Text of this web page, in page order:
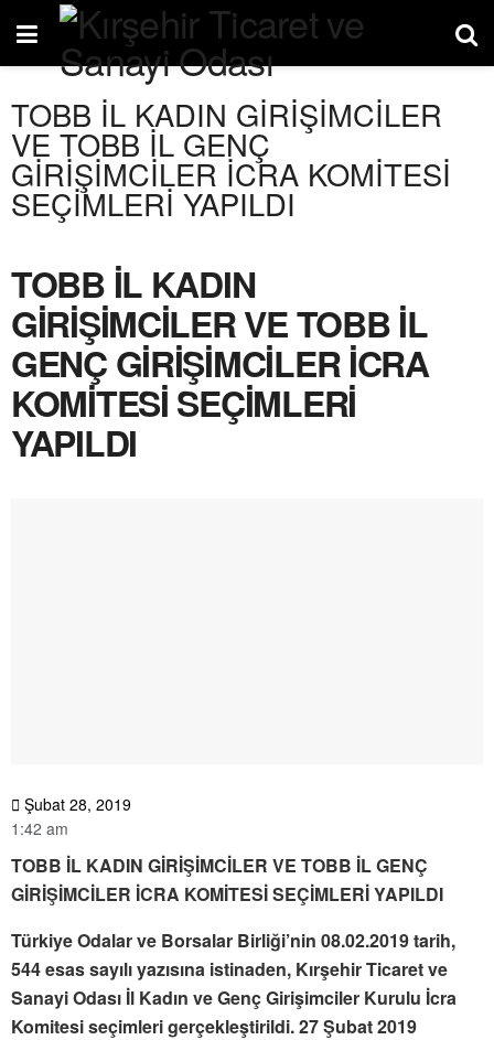
TOBB İL KADIN GİRİŞİMCİLER
VE TOBB İL GENÇ
GİRİŞİMCİLER İCRA KOMİTESİ
SEÇİMLERİ YAPILDI
TOBB İL KADIN
GİRİŞİMCİLER VE TOBB İL
GENÇ GİRİŞİMCİLER İCRA
KOMİTESİ SEÇİMLERİ
YAPILDI
Şubat 28, 2019
1:42 am
TOBB İL KADIN GİRİŞİMCİLER VE TOBB İL GENÇ
GİRİŞİMCİLER İCRA KOMİTESİ SEÇİMLERİ YAPILDI
Türkiye Odalar ve Borsalar Birliği’nin 08.02.2019 tarih,
544 esas sayılı yazısına istinaden, Kırşehir Ticaret ve
Sanayi Odası İl Kadın ve Genç Girişimciler Kurulu İcra
Komitesi seçimleri gerçekleştirildi. 27 Şubat 2019